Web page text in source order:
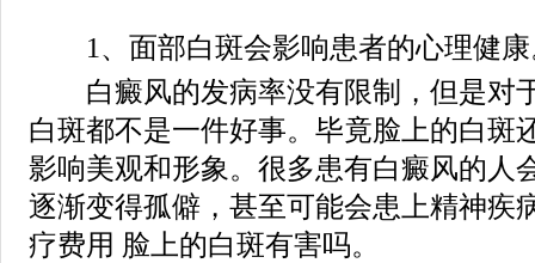
1、面部白斑会影响患者的心理健康
白癜风的发病率没有限制，但是对
白斑都不是一件好事。毕竟脸上的白斑
影响美观和形象。很多患有白癜风的人
逐渐变得孤僻，甚至可能会患上精神疾
疗费用 脸上的白斑有害吗。